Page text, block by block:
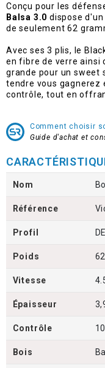
Conçu pour les
Balsa 3.0 dispose
de seulement 62
Avec ses 3 plis, le
en fibre de verre ainsi
grande pour un sweet
tendre vous gagnerez
contrôle, tout en
Comment choisir
Guide d'achat et
Nom
Référence
Profil
Poids
Vitesse
Épaisseur
Contrôle 10
Bois